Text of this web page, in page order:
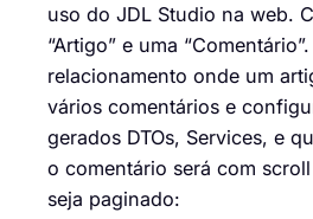
uso do JDL Studio na web.
“Artigo” e uma
relacionamento onde um
vários comentários e
gerados DTOs, Services, e
o comentário será com
seja paginado: